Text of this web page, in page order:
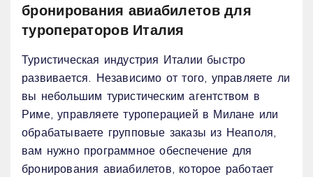
бронирования авиабилетов для
туроператоров Италия
Туристическая индустрия Италии быстро
развивается. Независимо от того, управляете ли
вы небольшим туристическим агентством в
Риме, управляете туроперацией в Милане или
обрабатываете групповые заказы из Неаполя,
вам нужно программное обеспечение для
бронирования авиабилетов, которое работает